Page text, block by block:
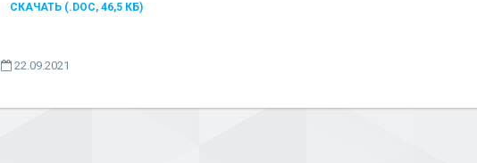
СКАЧАТЬ (.DOC, 46,5 КБ)
22.09.2021